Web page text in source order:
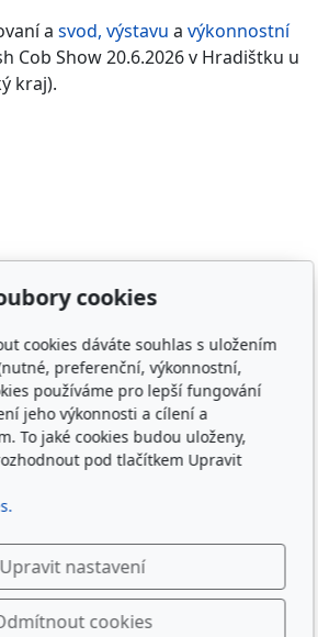
a svod, výstavu a výkonnostní
Cob Show 20.6.2026 v Hradištku u
kraj).
Adresa
the Czech Republic, z.s.
IČ 22852778
2001874788/2010
Kontakt
Plemenná kniha
cookies
cookies dáváte souhlas s uložením
preferenční, výkonnostní,
používáme pro lepší fungování
jeho výkonnosti a cílení a
To jaké cookies budou uloženy,
pod tlačítkem Upravit
Upravit nastavení
cookies